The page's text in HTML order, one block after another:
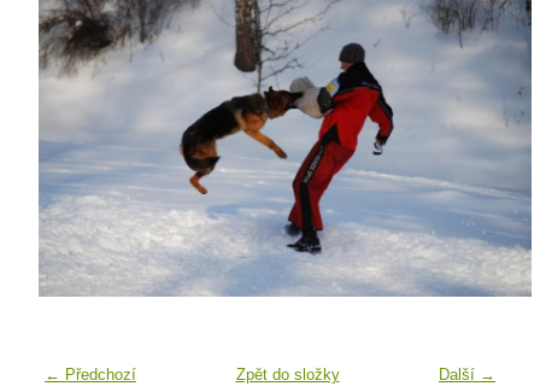
← Předchozí Další →
Zpět do složky